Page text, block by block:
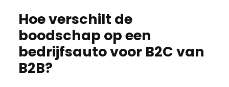
Hoe verschilt de
boodschap op een
bedrijfsauto voor B2C van
B2B?